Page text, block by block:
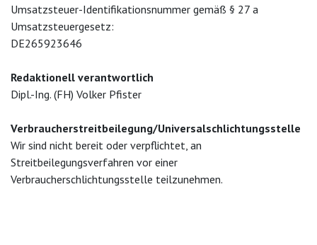
Umsatzsteuer-Identifikationsnummer gemäß § 27 a
Umsatzsteuergesetz:
DE265923646
Redaktionell verantwortlich
Dipl.-Ing. (FH) Volker Pfister
Verbraucher­streit­beilegung/Universal­schlichtungs­stelle
Wir sind nicht bereit oder verpflichtet, an
Streitbeilegungsverfahren vor einer
Verbraucherschlichtungsstelle teilzunehmen.